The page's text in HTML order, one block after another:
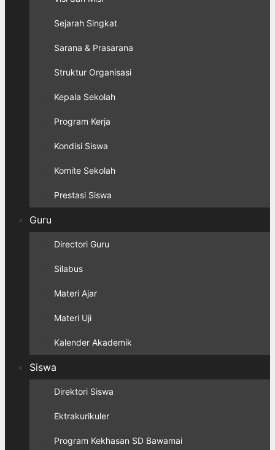
Sejarah Singkat
Sarana & Prasarana
Struktur Organisasi
Kepala Sekolah
Program Kerja
Kondisi Siswa
Komite Sekolah
Prestasi Siswa
Guru
Directori Guru
Silabus
Materi Ajar
Materi Uji
Kalender Akademik
Siswa
Direktori Siswa
Ektrakurikuler
Program Kekhasan SD Bawamai